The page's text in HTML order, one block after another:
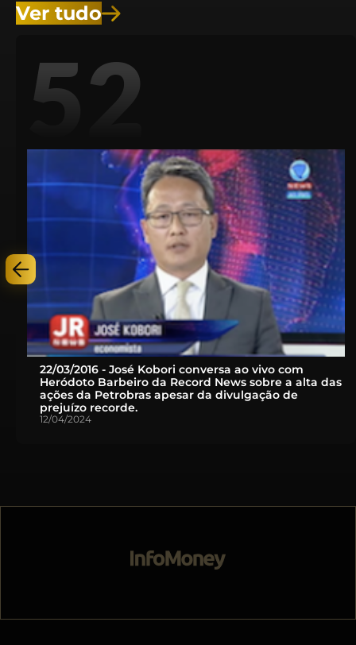
Ver tudo
52
22/03/2016 - José Kobori conversa ao vivo com
Heródoto Barbeiro da Record News sobre a alta das
ações da Petrobras apesar da divulgação de
prejuízo recorde.
12/04/2024